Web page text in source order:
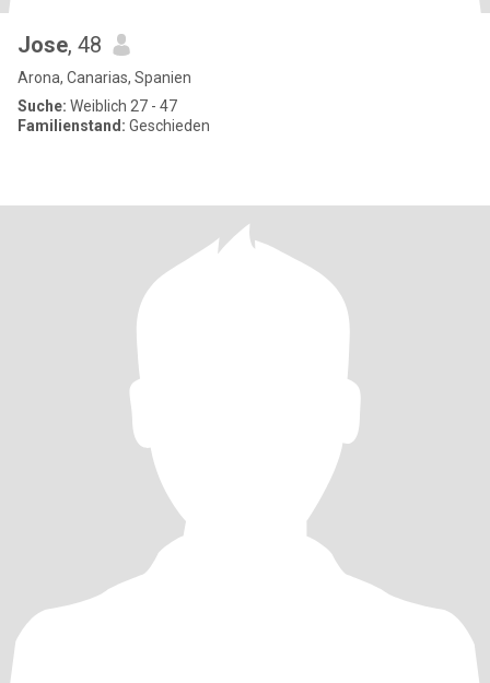
Jose, 48
Arona, Canarias, Spanien
Suche: Weiblich 27 - 47
Familienstand: Geschieden